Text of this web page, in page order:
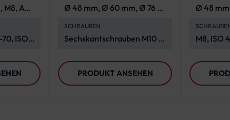
M8, A4-
ISO
Ø 48 mm, Ø 60 mm, Ø 76 -
SCHRAUBEN
Sechskantschrauben M10 in
nach Durchmesser
PRODUKT ANSEHEN
Ø 48
M8, ISO